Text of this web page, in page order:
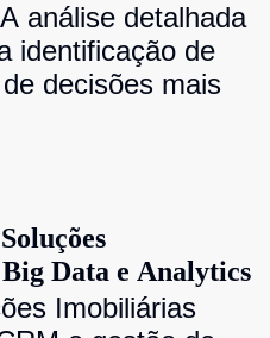
A análise detalhada
identificação de
decisões mais
Data e Analytics
Imobiliárias